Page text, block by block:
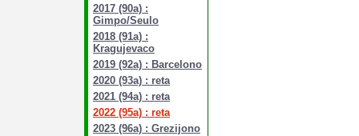
2017 (90a) :
Gimpo/Seulo
2018 (91a) :
Kragujevaco
2019 (92a) : Barcelono
2020 (93a) : reta
2021 (94a) : reta
2022 (95a) : reta
2023 (96a) : Grezijono